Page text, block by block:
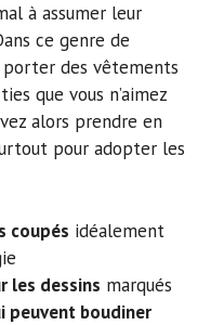
à assumer leur
ce genre de
porter des vêtements
que vous n’aimez
alors prendre en
pour adopter les
coupés idéalement
les dessins marqués
peuvent boudiner